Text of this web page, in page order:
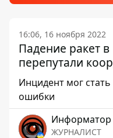
16:06, 16 ноября 2022
Падение ракет
перепутали
Инцидент мог
ошибки
Информатор
ЖУРНАЛИСТ